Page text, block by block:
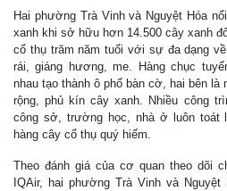
Hai phường Trà Vinh và Nguyệt Hóa
xanh khi sở hữu hơn 14.500 cây xanh
cổ thụ trăm năm tuổi với sự đa dạng
rái, giáng hương, me. Hàng chục
nhau tạo thành ô phố bàn cờ, hai bên là
rộng, phủ kín cây xanh. Nhiều công
công sở, trường học, nhà ở luôn toát
hàng cây cổ thụ quý hiếm.
Theo đánh giá của cơ quan theo dõi
IQAir, hai phường Trà Vinh và